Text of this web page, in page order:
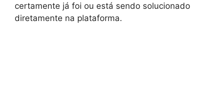
certamente já foi ou está sendo solucionado
diretamente na plataforma.